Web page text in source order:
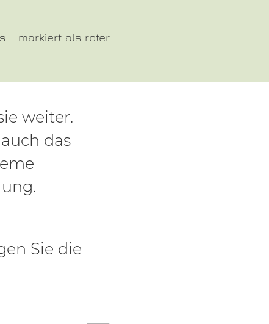
– markiert als roter
weiter.
das
Sie die